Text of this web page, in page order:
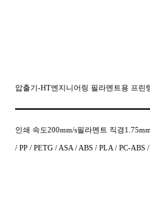
압출기-HT엔지니어링 필라멘트용 프린
인쇄 속도200mm/s필라멘트 직경
/ PP / PETG / ASA / ABS / PLA / PC-ABS